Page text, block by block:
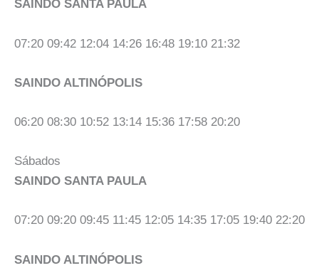
SAINDO SANTA PAULA
07:20 09:42 12:04 14:26 16:48 19:10 21:32
SAINDO ALTINÓPOLIS
06:20 08:30 10:52 13:14 15:36 17:58 20:20
Sábados
SAINDO SANTA PAULA
07:20 09:20 09:45 11:45 12:05 14:35 17:05 19:40 22:20
SAINDO ALTINÓPOLIS